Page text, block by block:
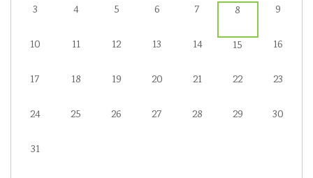
3 4 5 6 7 8 9
10 11 12 13 14 15 16
17 18 19 20 21 22 23
24 25 26 27 28 29 30
31